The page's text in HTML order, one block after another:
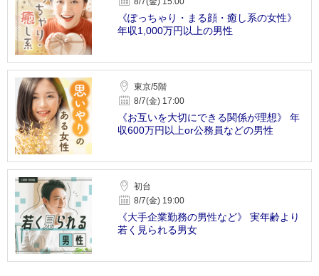
《ぽっちゃり・まる顔・癒し系の女性》
年収1,000万円以上の男性
東京/5階
8/7(金) 17:00
《お互いを大切にできる関係が理想》 年
収600万円以上or公務員などの男性
初台
8/7(金) 19:00
《大手企業勤務の男性など》 実年齢より
若く見られる男女